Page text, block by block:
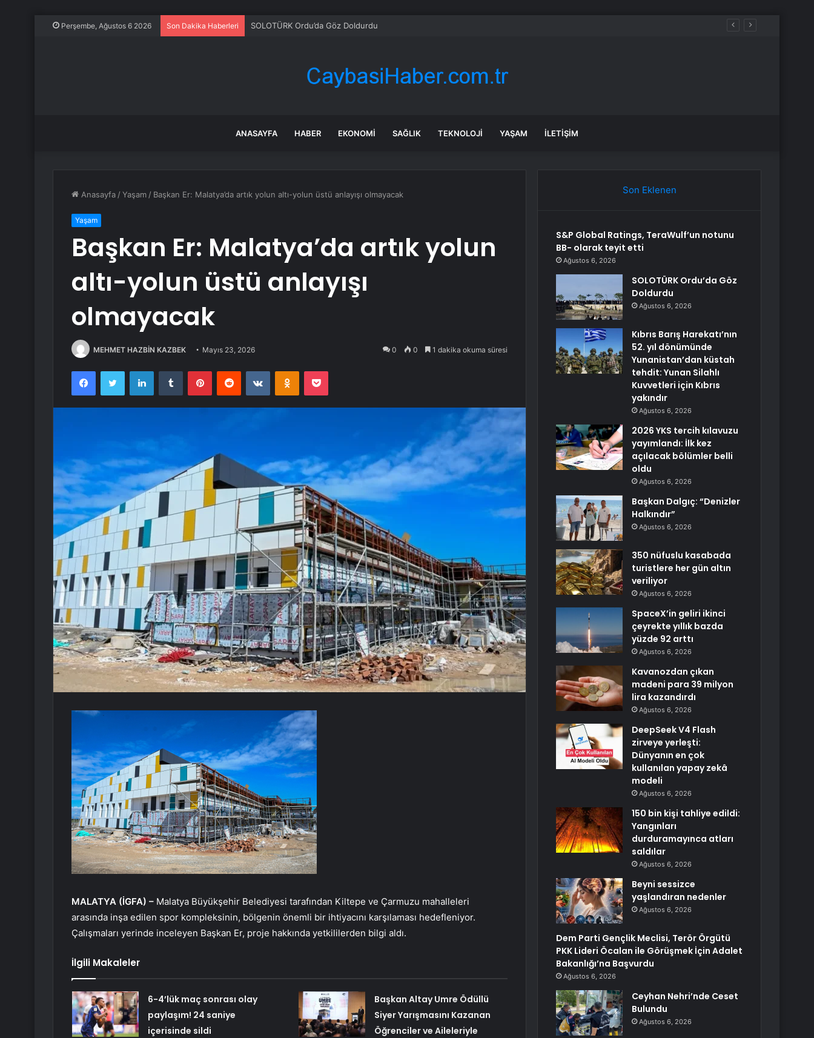
Perşembe, Ağustos 6 2026 Son Dakika Haberleri SOLOTÜRK Ordu’da Göz Doldurdu
ANASAYFA HABER EKONOMI SAĞLIK TEKNOLOJI YAŞAM İLETIŞIM
Anasayfa /Yaşam / Başkan Er: Malatya’da artık yolun altı-yolun üstü anlayışı olmayacak
Yaşam
Başkan Er: Malatya’da artık yolun
altı-yolun üstü anlayışı
olmayacak
MEHMET HAZBİN KAZBEK Mayıs 23, 2026 0 0 1 dakika okuma süresi
FacebookTwitter LinkedInTumblr PinterestReddit VKontakteOdnoklassniki
Pocket
MALATYA (İGFA) – Malatya Büyükşehir Belediyesi tarafından Kiltepe ve Çarmuzu mahalleleri
arasında inşa edilen spor kompleksinin, bölgenin önemli bir ihtiyacını karşılaması hedefleniyor.
Çalışmaları yerinde inceleyen Başkan Er, proje hakkında yetkililerden bilgi aldı.
İlgili Makaleler
6-4’lük maç sonrası olay
paylaşım! 24 saniye
içerisinde sildi
Başkan Altay Umre Ödüllü
Siyer Yarışmasını Kazanan
Öğrenciler ve Aileleriyle
Son Eklenen
S&P Global Ratings, TeraWulf’un notunu
BB- olarak teyit etti
Ağustos 6, 2026
SOLOTÜRK Ordu’da Göz
Doldurdu
Ağustos 6, 2026
Kıbrıs Barış Harekatı’nın
52. yıl dönümünde
Yunanistan’dan küstah
tehdit: Yunan Silahlı
Kuvvetleri için Kıbrıs
yakındır
Ağustos 6, 2026
2026 YKS tercih kılavuzu
yayımlandı: İlk kez
açılacak bölümler belli
oldu
Ağustos 6, 2026
Başkan Dalgıç: “Denizler
Halkındır”
Ağustos 6, 2026
350 nüfuslu kasabada
turistlere her gün altın
veriliyor
Ağustos 6, 2026
SpaceX’in geliri ikinci
çeyrekte yıllık bazda
yüzde 92 arttı
Ağustos 6, 2026
Kavanozdan çıkan
madeni para 39 milyon
lira kazandırdı
Ağustos 6, 2026
DeepSeek V4 Flash
zirveye yerleşti:
Dünyanın en çok
kullanılan yapay zekâ
modeli
Ağustos 6, 2026
150 bin kişi tahliye edildi:
Yangınları
durduramayınca atları
saldılar
Ağustos 6, 2026
Beyni sessizce
yaşlandıran nedenler
Ağustos 6, 2026
Dem Parti Gençlik Meclisi, Terör Örgütü
PKK Lideri Öcalan ile Görüşmek İçin Adalet
Bakanlığı’na Başvurdu
Ağustos 6, 2026
Ceyhan Nehri’nde Ceset
Bulundu
Ağustos 6, 2026